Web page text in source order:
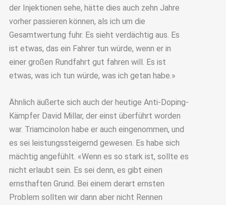
der Injektionen sehe, hätte dies auch zehn Jahre
vorher passieren können, als ich um die
Gesamtwertung fuhr. Es sieht verdächtig aus. Es
ist etwas, das ein Fahrer tun würde, wenn er in
einer großen Rundfahrt gut fahren will. Es ist
etwas, was ich tun würde, was ich getan habe.»
Ähnlich äußerte sich auch der heutige Anti-Doping-
Kämpfer David Millar, der einst überführt worden
war. Triamcinolon habe er auch eingenommen, und
es sei leistungssteigernd gewesen. Es habe sich
mächtig angefühlt. «Wenn es so stark ist, sollte es
nicht erlaubt sein. Es sei denn, es gibt einen
ernsthaften Grund. Bei einem derart ernsten
Problem sollten wir dann aber nicht Rennen